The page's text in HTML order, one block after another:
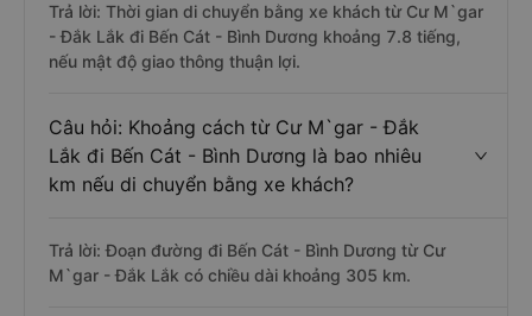
Trả lời: Thời gian di chuyển bằng xe khách từ Cư M`gar
- Đắk Lắk đi Bến Cát - Bình Dương khoảng 7.8 tiếng,
nếu mật độ giao thông thuận lợi.
Câu hỏi: Khoảng cách từ Cư M`gar - Đắk
Lắk đi Bến Cát - Bình Dương là bao nhiêu
km nếu di chuyển bằng xe khách?
Trả lời: Đoạn đường đi Bến Cát - Bình Dương từ Cư
M`gar - Đắk Lắk có chiều dài khoảng 305 km.